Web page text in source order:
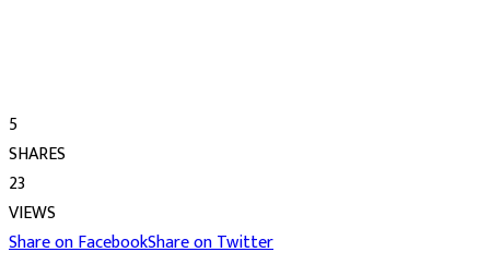
5
SHARES
23
VIEWS
Share on FacebookShare on Twitter